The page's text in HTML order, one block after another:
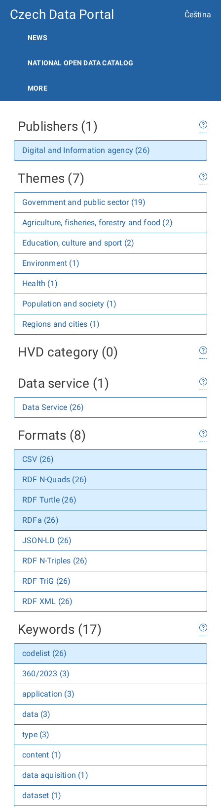
Czech Data Portal Čeština
NEWS
NATIONAL OPEN DATA CATALOG
MORE
Publishers (1)
Digital and Information agency (26)
Themes (7)
Government and public sector (19)
Agriculture, fisheries, forestry and food (2)
Education, culture and sport (2)
Environment (1)
Health (1)
Population and society (1)
Regions and cities (1)
HVD category (0)
Data service (1)
Data Service (26)
Formats (8)
CSV (26)
RDF N-Quads (26)
RDF Turtle (26)
RDFa (26)
JSON-LD (26)
RDF N-Triples (26)
RDF TriG (26)
RDF XML (26)
Keywords (17)
codelist (26)
360/2023 (3)
application (3)
data (3)
type (3)
content (1)
data aquisition (1)
dataset (1)